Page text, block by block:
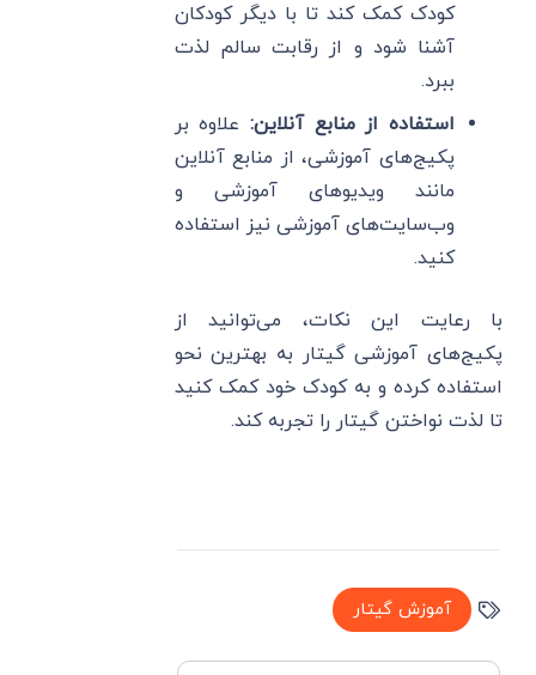
کودک کمک کند تا با دیگر کودکان
آشنا شود و از رقابت سالم لذت
ببرد.
استفاده از منابع آنلاین:علاوه بر
پکیج‌های آموزشی، از منابع آنلاین
مانند ویدیوهای آموزشی و
وب‌سایت‌های آموزشی نیز استفاده
کنید.
با رعایت این نکات، می‌توانید از
پکیج‌های آموزشی گیتار به بهترین نحو
استفاده کرده و به کودک خود کمک کنید
تا لذت نواختن گیتار را تجربه کند.
آموزش گیتار